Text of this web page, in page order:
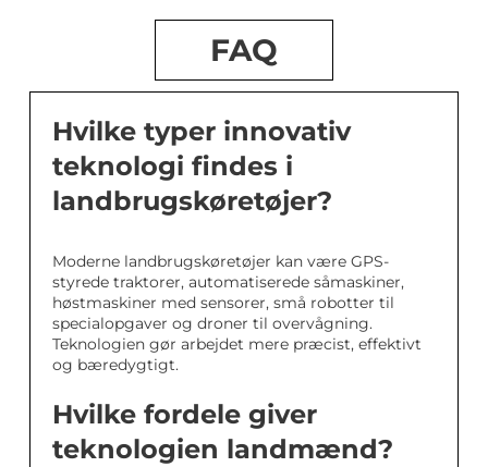
FAQ
Hvilke typer innovativ
teknologi findes i
landbrugskøretøjer?
Moderne landbrugskøretøjer kan være GPS-
styrede traktorer, automatiserede såmaskiner,
høstmaskiner med sensorer, små robotter til
specialopgaver og droner til overvågning.
Teknologien gør arbejdet mere præcist, effektivt
og bæredygtigt.
Hvilke fordele giver
teknologien landmænd?